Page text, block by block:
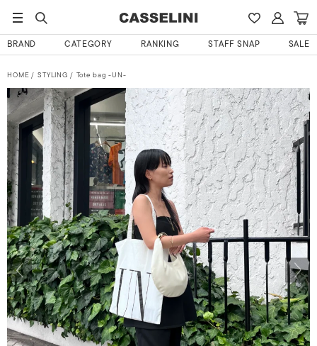
BRAND CATEGORY RANKING STAFF SNAP SALE
HOME STYLING Tote bag -UN-